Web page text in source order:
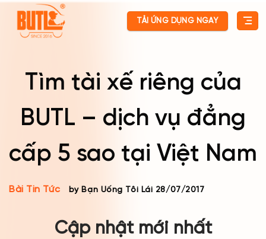
content
TẢI ỨNG DỤNG NGAY
Tìm tài xế riêng của
BUTL – dịch vụ đẳng
cấp 5 sao tại Việt Nam
Bài Tin Tức by Bạn Uống Tôi Lái 28/07/2017
Cập nhật mới nhất